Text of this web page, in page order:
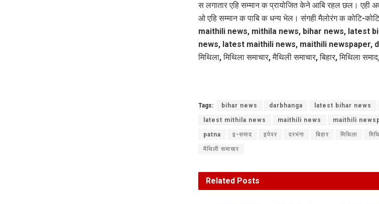
स लगातार एहि सम्मान क प्रायोजित केने आबि रहल छल। एही
ओ एहि सम्मान क पाबि क धन्य भेल। संगही मैलोरंग क कोटि-
maithili news, mithila news, bihar news, latest
news, latest maithili news, maithili newspaper,
मिथिला, मिथिला समाचार, मैथिली समाचार, बिहार, मिथिला
Tags: bihar news darbhanga latest bihar news
latest mithila news maithili news maithili
patna इ-समाद इपेपर दरभंगा बिहार मिथिला
मैथिली समाचार
Related Posts